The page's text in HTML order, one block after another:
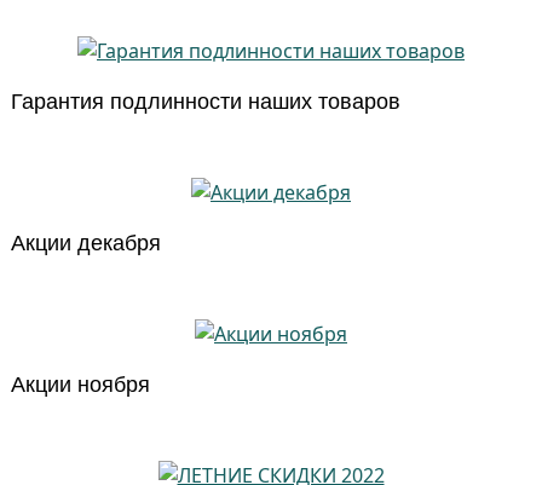
Гарантия подлинности наших товаров
Акции декабря
Акции ноября